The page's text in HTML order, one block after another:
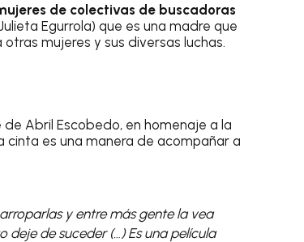
de colectivas de buscadoras
Egurrola) que es una madre que
mujeres y sus diversas luchas.
Abril Escobedo, en homenaje a la
cinta es una manera de acompañar a
y entre más gente la vea
deje de suceder (…) Es una película